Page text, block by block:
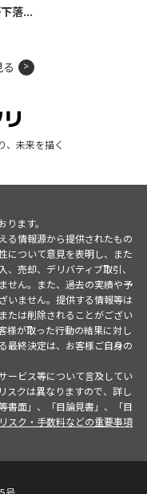
落...
、未来を描く
ます。
る情報源から提供されたもの
について意見を表明し、また
売却、デリバティブ取引、
せん。また、過去の実績や予
いません。提供する情報等は
たは削除されることがござい
様が取った行動の結果に対し
最終決定は、お客様ご自身の
ービス等について言及してい
スクは異なりますので、詳し
書面」、「目論見書」、「目
リスク・手数料などの重要事項